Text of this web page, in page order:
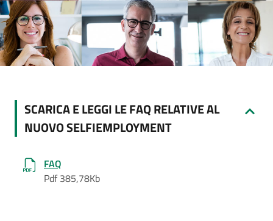
SCARICA E LEGGI LE FAQ RELATIVE AL
NUOVO SELFIEMPLOYMENT
FAQ
Pdf 385,78Kb